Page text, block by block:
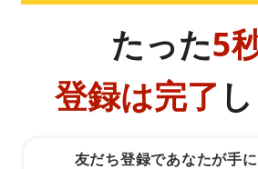
たった5
登録は完了
友だち登録であなたが手